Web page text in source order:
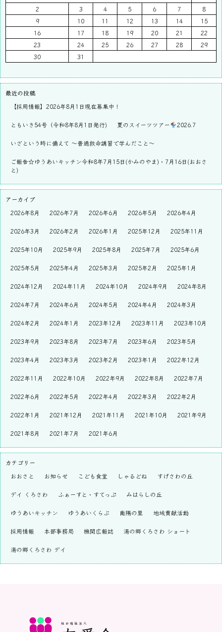
2
3 4 5 6 7
8
9
10 11 12 13 14
15
16
17 18 19 20 21
22
23
24 25 26 27 28
29
30
31
最近の投稿
【採用情報】2026年8月1日現在募集中！
ともいき54号（令和8年8月1日発行) 夏のスイーツツアー 2026.7
いざという時に備えて ～普通救命講習で学んだこと～
ご報告☆ゆうあいキッチン令和8年7月15日(かみのやま)・7月16日(おおさ
と)
アーカイブ
2026年8月
2026年7月 2026年6月 2026年5月 2026年4月
2026年3月 2026年2月 2026年1月 2025年12月 2025年11月
2025年10月 2025年9月 2025年8月 2025年7月 2025年6月
2025年5月 2025年4月 2025年3月 2025年2月 2025年1月
2024年12月 2024年11月 2024年10月 2024年9月 2024年8月
2024年7月 2024年6月 2024年5月 2024年4月 2024年3月
2024年2月 2024年1月 2023年12月 2023年11月 2023年10月
2023年9月 2023年8月 2023年7月 2023年6月 2023年5月
2023年4月 2023年3月 2023年2月 2023年1月 2022年12月
2022年11月 2022年10月 2022年9月 2022年8月 2022年7月
2022年6月 2022年5月 2022年4月 2022年3月 2022年2月
2022年1月 2021年12月 2021年11月 2021年10月 2021年9月
2021年8月 2021年7月 2021年6月
カテゴリー
おおさと
お知らせ こども食堂 しゃるどね すげさわの丘
デイ くろさわ ふぁーすと・すてっぷ みはらしの丘
ゆうあいキッチン ゆうあいくらぶ 南陽の里 地域貢献活動
採用情報 本部事務局 機関広報誌 湯の郷くろさわ ショート
湯の郷くろさわ デイ
社会福祉法人